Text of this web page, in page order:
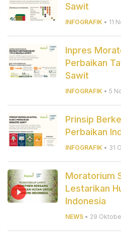
Sawit
INFOGRAFIK • 11
Inpres
Perbaikan
Sawit
INFOGRAFIK • 5
Prinsip
Perbaikan
INFOGRAFIK • 31
Moratorium
Lestarikan
Indonesia
NEWS • 29